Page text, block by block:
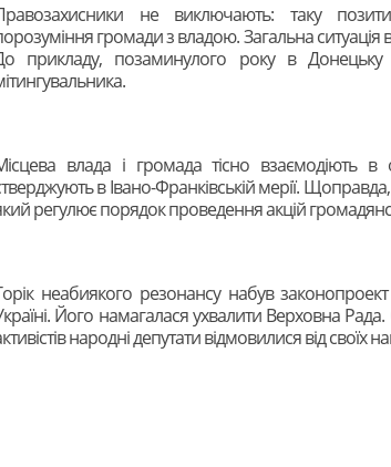
не виключають: таку
громади з владою. Загальна ситуація
прикладу, позаминулого року в Донецьку
влада і громада тісно взаємодіють в
в Івано-Франківській мерії.
регулює порядок проведення акцій
неабиякого резонансу набув
Його намагалася ухвалити Верховна
народні депутати відмовилися від своїх